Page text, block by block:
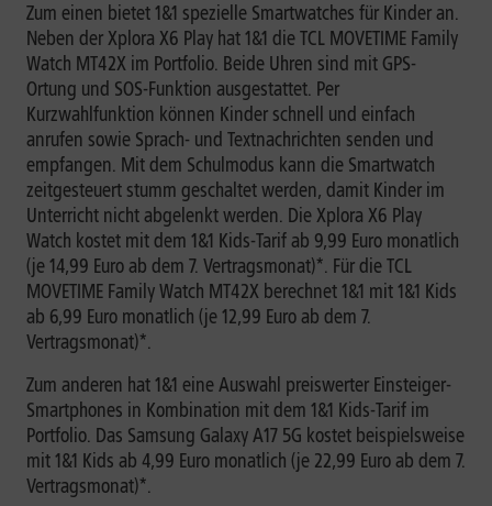
Zum einen bietet 1&1 spezielle Smartwatches für Kinder an.
Neben der Xplora X6 Play hat 1&1 die TCL MOVETIME Family
Watch MT42X im Portfolio. Beide Uhren sind mit GPS-
Ortung und SOS-Funktion ausgestattet. Per
Kurzwahlfunktion können Kinder schnell und einfach
anrufen sowie Sprach- und Textnachrichten senden und
empfangen. Mit dem Schulmodus kann die Smartwatch
zeitgesteuert stumm geschaltet werden, damit Kinder im
Unterricht nicht abgelenkt werden. Die Xplora X6 Play
Watch kostet mit dem 1&1 Kids-Tarif ab 9,99 Euro monatlich
(je 14,99 Euro ab dem 7. Vertragsmonat)*. Für die TCL
MOVETIME Family Watch MT42X berechnet 1&1 mit 1&1 Kids
ab 6,99 Euro monatlich (je 12,99 Euro ab dem 7.
Vertragsmonat)*.
Zum anderen hat 1&1 eine Auswahl preiswerter Einsteiger-
Smartphones in Kombination mit dem 1&1 Kids-Tarif im
Portfolio. Das Samsung Galaxy A17 5G kostet beispielsweise
mit 1&1 Kids ab 4,99 Euro monatlich (je 22,99 Euro ab dem 7.
Vertragsmonat)*.